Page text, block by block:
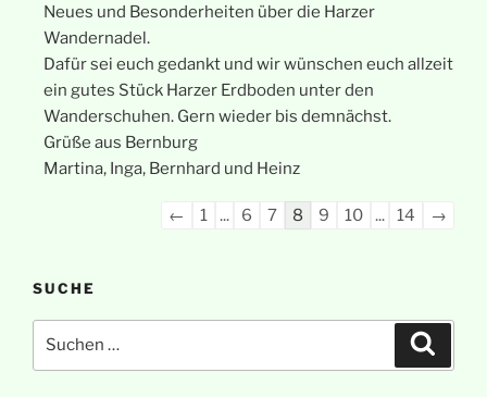
Neues und Besonderheiten über die Harzer
Wandernadel.
Dafür sei euch gedankt und wir wünschen euch allzeit
ein gutes Stück Harzer Erdboden unter den
Wanderschuhen. Gern wieder bis demnächst.
Grüße aus Bernburg
Martina, Inga, Bernhard und Heinz
Navigation
← 1 ... 6 7 8 9 10 ... 14 →
SUCHE
nach: